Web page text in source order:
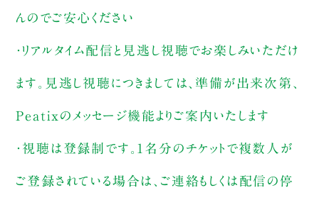
んのでご安心ください
・リアルタイム配信と見逃し視聴でお楽しみいただけ
ます。見逃し視聴につきましては、準備が出来次第、
Peatixのメッセージ機能よりご案内いたします
・視聴は登録制です。1名分のチケットで複数人が
ご登録されている場合は、ご連絡もしくは配信の停